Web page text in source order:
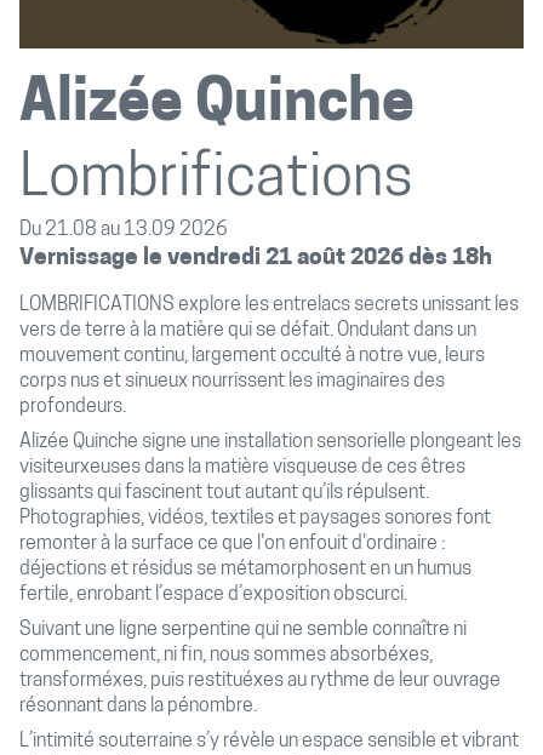
Alizée Quinche
Lombrifications
Du 21.08 au 13.09 2026
Vernissage le vendredi 21 août 2026 dès 18h
LOMBRIFICATIONS explore les entrelacs secrets unissant les
vers de terre à la matière qui se défait. Ondulant dans un
mouvement continu, largement occulté à notre vue, leurs
corps nus et sinueux nourrissent les imaginaires des
profondeurs.
Alizée Quinche signe une installation sensorielle plongeant les
visiteurxeuses dans la matière visqueuse de ces êtres
glissants qui fascinent tout autant qu’ils répulsent.
Photographies, vidéos, textiles et paysages sonores font
remonter à la surface ce que l'on enfouit d'ordinaire :
déjections et résidus se métamorphosent en un humus
fertile, enrobant l’espace d’exposition obscurci.
Suivant une ligne serpentine qui ne semble connaître ni
commencement, ni fin, nous sommes absorbéxes,
transforméxes, puis restituéxes au rythme de leur ouvrage
résonnant dans la pénombre.
L’intimité souterraine s’y révèle un espace sensible et vibrant